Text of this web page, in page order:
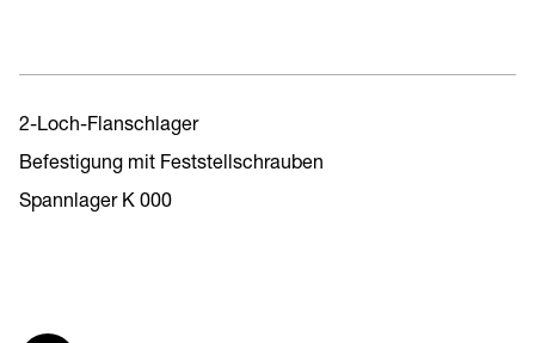
2-Loch-Flanschlager
Befestigung mit Feststellschrauben
Spannlager K 000